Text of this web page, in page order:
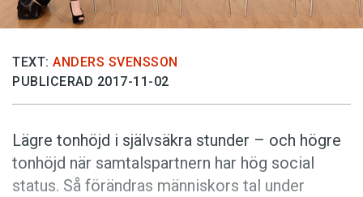
Anmäl till språkpolisen
Annonsera
Prenumerera
Läs Språktidningen digitalt
Press
TEXT: ANDERS SVENSSON
PUBLICERAD 2017-11-02
Lägre tonhöjd i självsäkra stunder – och högre
tonhöjd när samtalspartnern har hög social
status. Så förändras människors tal under